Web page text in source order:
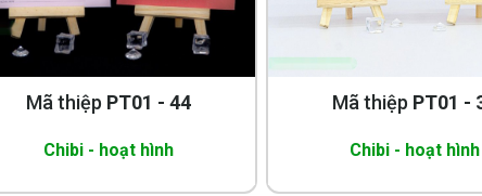
Mã thiệp PT01 - 44
Chibi - hoạt hình
Mã thiệp PT01 -
Chibi - hoạt hình